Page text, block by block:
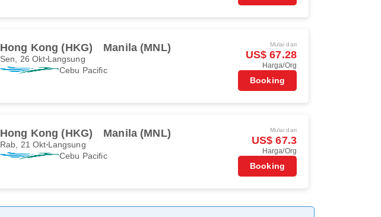
Hong Kong (HKG) Manila (MNL)
Sen, 26 Okt Langsung
Cebu Pacific
Mulai dari
US$ 67.28
Harga/Org
Booking
Hong Kong (HKG) Manila (MNL)
Rab, 21 Okt Langsung
Cebu Pacific
Mulai dari
US$ 67.3
Harga/Org
Booking